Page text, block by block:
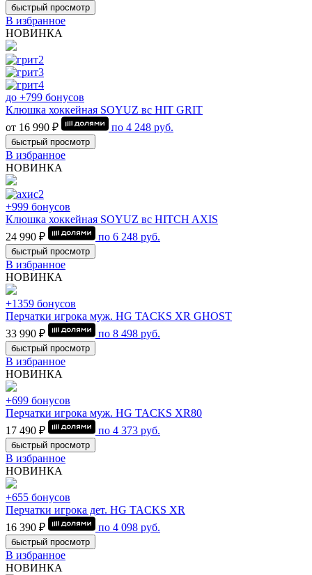
быстрый просмотр
В избранное
НОВИНКА
до +799 бонусов
Клюшка хоккейная SOYUZ вс HIT GRIT
от 16 990 ₽
по 4 248 руб.
быстрый просмотр
В избранное
НОВИНКА
+999 бонусов
Клюшка хоккейная SOYUZ вс HITCH AXIS
24 990 ₽
по 6 248 руб.
быстрый просмотр
В избранное
НОВИНКА
+1359 бонусов
Перчатки игрока муж. HG TACKS XR GHOST
33 990 ₽
по 8 498 руб.
быстрый просмотр
В избранное
НОВИНКА
+699 бонусов
Перчатки игрока муж. HG TACKS XR80
17 490 ₽
по 4 373 руб.
быстрый просмотр
В избранное
НОВИНКА
+655 бонусов
Перчатки игрока дет. HG TACKS XR
16 390 ₽
по 4 098 руб.
быстрый просмотр
В избранное
НОВИНКА